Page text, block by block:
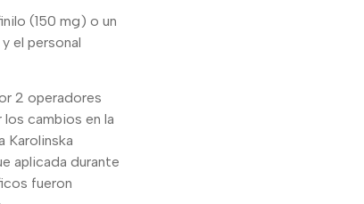
(150 mg) o un
el personal
2 operadores
cambios en la
Karolinska
aplicada durante
fueron